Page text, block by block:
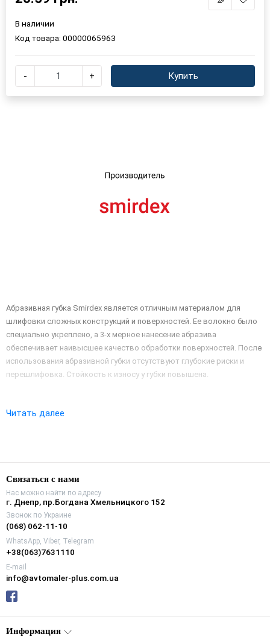
Выберите язык магазина
Абразивная губка Smirdex является отличным материалом для
шлифовки сложных конструкций и поверхностей. Ее волокно было
специально укреплено, а 3-х мерное нанесение абразива
обеспечивает наивысшее качество обработки поверхностей. После
использования абразивной губки отсутствуют глубокие риски и
перешлифовка. Стойкость к износу у губки повышена.
Читать далее
В наличии
Код товара: 00000065963
- + Купить
Связаться с нами
Нас можно найти по адресу
г. Днепр, пр.Богдана Хмельницкого 152
Звонок по Украине
(068) 062-11-10
WhatsApp, Viber, Telegram
+38(063)7631110
E-mail
info@avtomaler-plus.com.ua
Информация